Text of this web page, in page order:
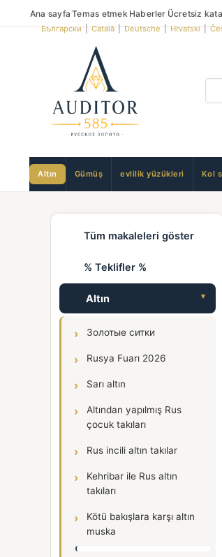
Ana sayfa Temas etmek Haberler Ücretsiz
Български|Català|Deutsche|Hrvatski|
Altın Gümüş evlilik yüzükleri Kol
Tüm makaleleri göster
% Teklifler %
Altın
Золотые ситки
Rusya Fuarı 2026
Sarı altın
Altından yapılmış Rus
çocuk takıları
Rus incili altın takılar
Kehribar ile Rus altın
takıları
Kötü bakışlara karşı altın
muska